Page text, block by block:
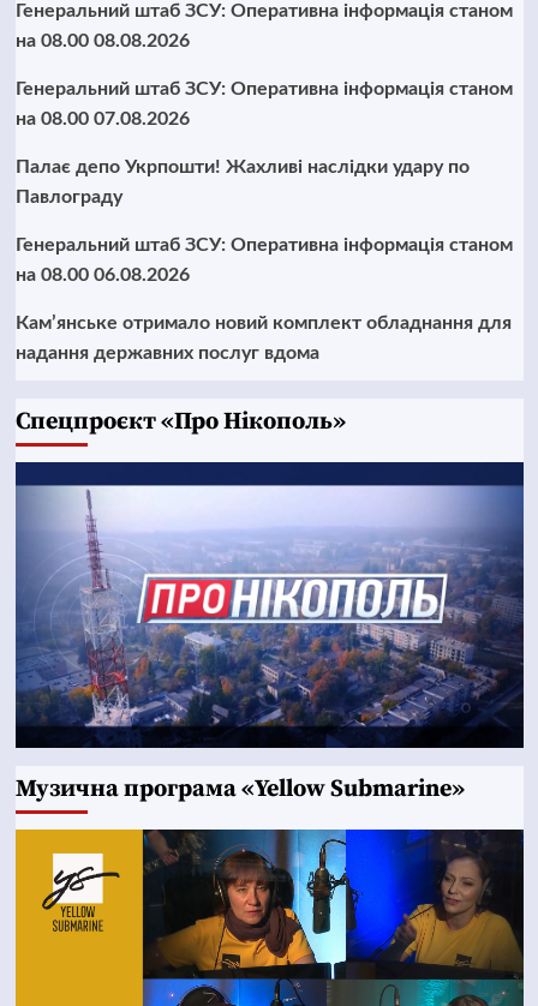
Генеральний штаб ЗСУ: Оперативна інформація станом
на 08.00 08.08.2026
Генеральний штаб ЗСУ: Оперативна інформація станом
на 08.00 07.08.2026
Палає депо Укрпошти! Жахливі наслідки удару по
Павлограду
Генеральний штаб ЗСУ: Оперативна інформація станом
на 08.00 06.08.2026
Кам’янське отримало новий комплект обладнання для
надання державних послуг вдома
Cпецпроєкт «Про Нікополь»
Музична програма «Yellow Submarine»